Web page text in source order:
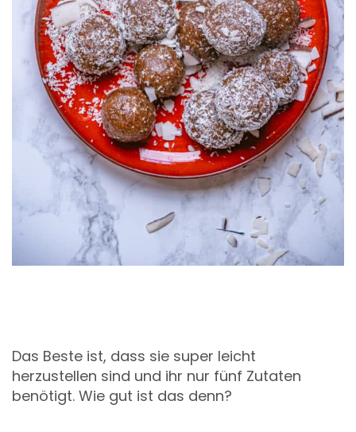
Das Beste ist, dass sie super leicht
herzustellen sind und ihr nur fünf Zutaten
benötigt. Wie gut ist das denn?